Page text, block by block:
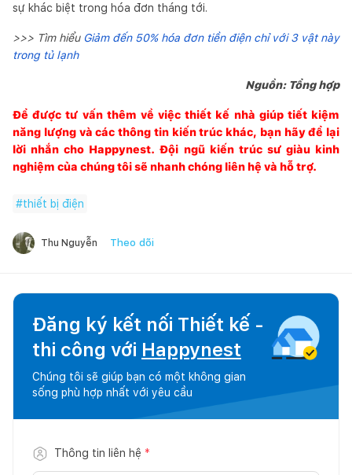
sự khác biệt trong hóa đơn tháng tới.
>>> Tìm hiểu Giảm đến 50% hóa đơn tiền điện chỉ với 3 vật này
trong tủ lạnh
Nguồn: Tổng hợp
Để được tư vấn thêm về việc thiết kế nhà giúp tiết kiệm
năng lượng và các thông tin kiến trúc khác, bạn hãy để lại
lời nhắn cho Happynest. Đội ngũ kiến trúc sư giàu kinh
nghiệm của chúng tôi sẽ nhanh chóng liên hệ và hỗ trợ.
#thiết bị điện
Thu Nguyễn Theo dõi
Đăng ký kết nối Thiết kế -
thi công với Happynest
Chúng tôi sẽ giúp bạn có một không gian
sống phù hợp nhất với yêu cầu
Thông tin liên hệ *